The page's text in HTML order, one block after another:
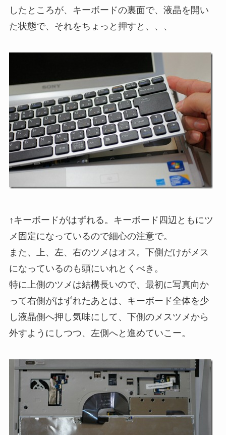
したところが、キーボードの裏面で、液晶を開い
た状態で、それをちょっと押すと、、、
↑キーボードがはずれる。キーボード四辺ともにツ
メ固定になっているので細心の注意で。
また、上、左、右のツメはオス。下側だけがメス
になっているのも頭にいれとくべき。
特に上側のツメは結構長いので、最初に写真向か
って右側がはずれたあとは、キーボード全体を少
し液晶側へ押し気味にして、下側のメスツメから
外すようにしつつ、左側へと進めていこー。